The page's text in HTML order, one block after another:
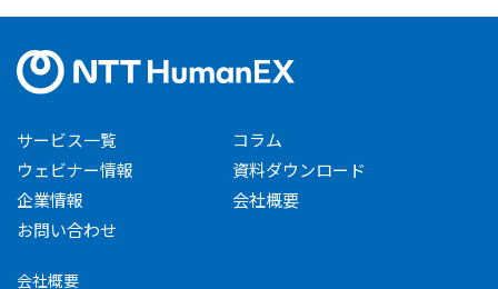
サービス一覧
コラム
ウェビナー情報
資料ダウンロード
企業情報
会社概要
お問い合わせ
会社概要